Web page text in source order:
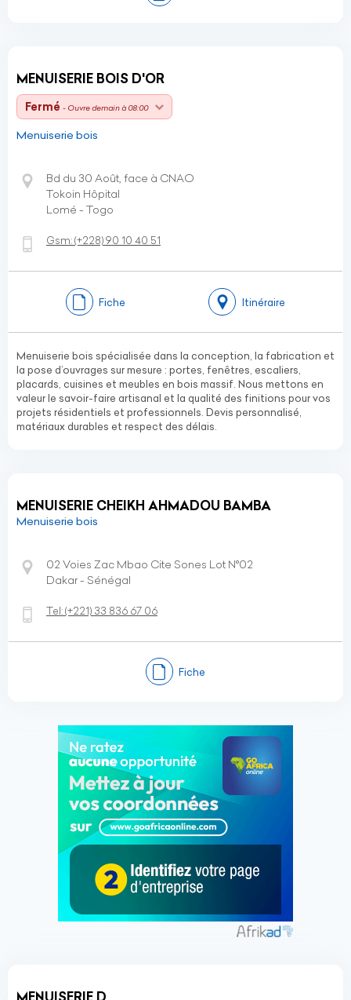
MENUISERIE BOIS D'OR
Fermé - Ouvre demain à 08:00
Menuiserie bois
Bd du 30 Août, face à CNAO
Tokoin Hôpital
Lomé - Togo
Gsm:(+228)90 10 40 51
Fiche Itinéraire
Menuiserie bois spécialisée dans la conception, la fabrication et
la pose d’ouvrages sur mesure : portes, fenêtres, escaliers,
placards, cuisines et meubles en bois massif. Nous mettons en
valeur le savoir-faire artisanal et la qualité des finitions pour vos
projets résidentiels et professionnels. Devis personnalisé,
matériaux durables et respect des délais.
MENUISERIE CHEIKH AHMADOU BAMBA
Menuiserie bois
02 Voies Zac Mbao Cite Sones Lot N°02
Dakar - Sénégal
Tel:(+221) 33 836 67 06
Fiche
MENUISERIE D